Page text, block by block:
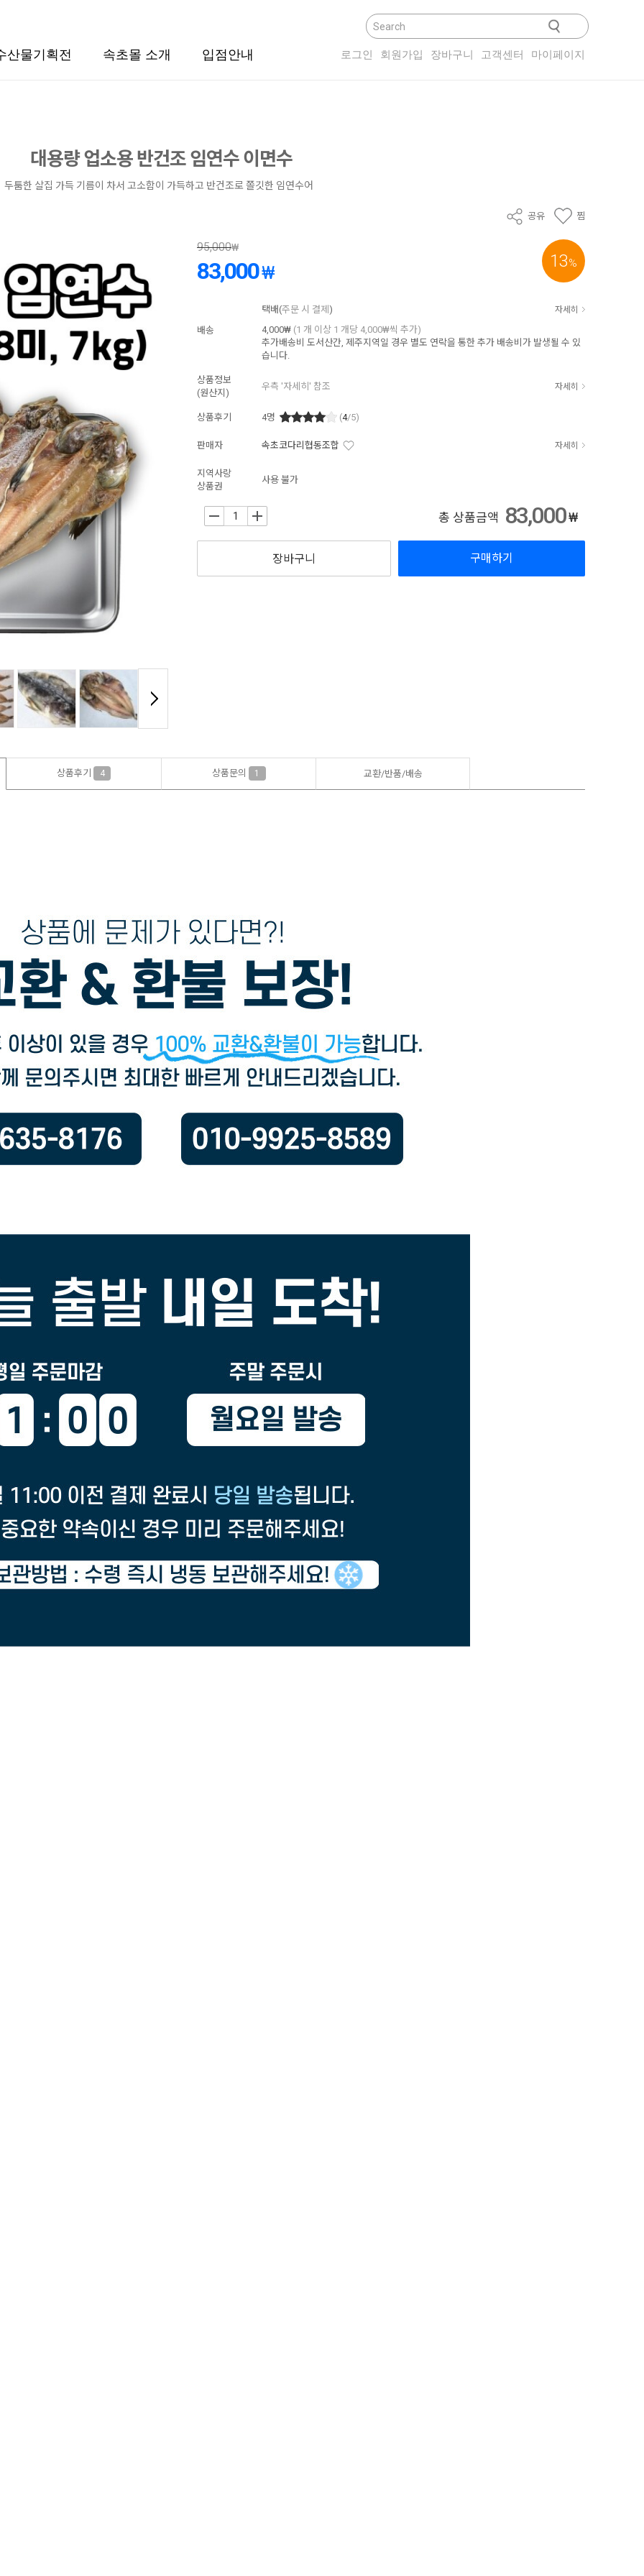
로그인 회원가입 장바구니 고객센터 마이페이지
산물기획전 속초몰 소개 입점안내
대용량 업소용 반건조 임연수 이면수
두툼한 살집 가득 기름이 차서 고소함이 가득하고 반건조로 쫄깃한 임연수어
공유 찜
13%
95,000₩
83,000₩
배송
택배(주문 시 결제 ) 자세히
4,000₩ (1 개 이상 1 개당 4,000₩씩 추가)
추가배송비 도서산간, 제주지역일 경우 별도 연락을 통한 추가 배송비가 발생될 수 있
습니다.
상품정보
(원산지)
우측 '자세히' 참조 자세히
상품후기 4명 (4/5)
판매자 속초코다리협동조합 자세히
지역사랑
상품권
사용 불가
+ 총 상품금액 83,000₩
장바구니 구매하기
상품후기 4 상품문의 1 교환/반품/배송